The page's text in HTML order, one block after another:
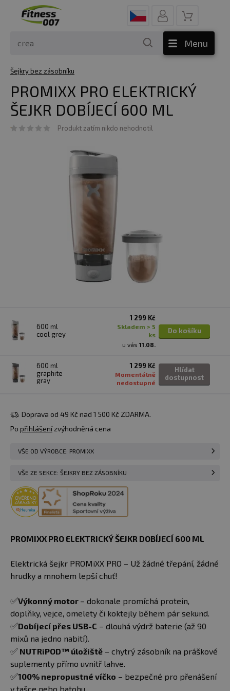
Menu
Šejkry bez zásobníku
PROMIXX PRO ELEKTRICKÝ
ŠEJKR DOBÍJECÍ 600 ML
Produkt zatím nikdo nehodnotil
600 ml
cool grey
1 299 Kč
skladem > 5
ks
u vás 11.08.
Do košíku
600 ml
graphite
gray
1 299 Kč
Momentálně
nedostupné
Hlídat
dostupnost
Doprava od 49 Kč nad 1 500 Kč ZDARMA.
Po přihlášenízvýhodněná cena
VŠE OD VÝROBCE: PROMIXX
VŠE ZE SEKCE: ŠEJKRY BEZ ZÁSOBNÍKU
PROMIXX PRO ELEKTRICKÝ ŠEJKR DOBÍJECÍ 600 ML
Elektrická šejkr PROMiXX PRO – Už žádné třepání, žádné
hrudky a mnohem lepší chuť!
✅Výkonný motor – dokonale promíchá protein,
doplňky, vejce, omelety či koktejly během pár sekund.
✅Dobíjecí přes USB-C – dlouhá výdrž baterie (až 90
mixů na jedno nabití).
✅ NUTRiPOD™ úložiště – chytrý zásobník na práškové
suplementy přímo uvnitř lahve.
✅100% nepropustné víčko – bezpečné pro přenášení
v tašce nebo batohu.